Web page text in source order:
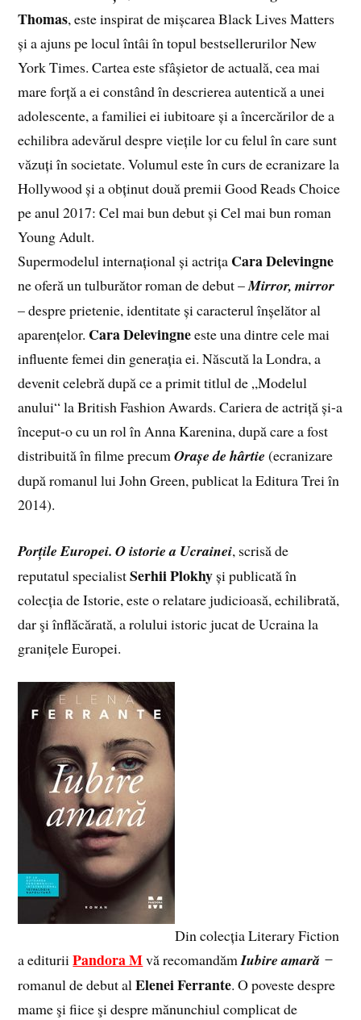
Thomas, este inspirat de mișcarea Black Lives Matters
și a ajuns pe locul întâi în topul bestsellerurilor New
York Times. Cartea este sfâșietor de actuală, cea mai
mare forță a ei constând în descrierea autentică a unei
adolescente, a familiei ei iubitoare și a încercărilor de a
echilibra adevărul despre viețile lor cu felul în care sunt
văzuți în societate. Volumul este în curs de ecranizare la
Hollywood și a obținut două premii Good Reads Choice
pe anul 2017: Cel mai bun debut și Cel mai bun roman
Young Adult.
Supermodelul internațional și actrița Cara Delevingne
ne oferă un tulburător roman de debut –Mirror, mirror
– despre prietenie, identitate și caracterul înșelător al
aparențelor. Cara Delevingneeste una dintre cele mai
influente femei din generația ei. Născută la Londra, a
devenit celebră după ce a primit titlul de „Modelul
anului“ la British Fashion Awards. Cariera de actriță și-a
început-o cu un rol în Anna Karenina, după care a fost
distribuită în filme precumOrașe de hârtie (ecranizare
după romanul lui John Green, publicat la Editura Trei în
2014).
Porțile Europei. O istorie a Ucrainei, scrisă de
reputatul specialistSerhii Plokhy și publicată în
colecția de Istorie, este o relatare judicioasă, echilibrată,
dar şi înflăcărată, a rolului istoric jucat de Ucraina la
granițele Europei.
Din colecția Literary Fiction
a edituriiPandora Mvă recomandămIubire amară ̶
romanul de debut alElenei Ferrante. O poveste despre
mame şi fiice şi despre mănunchiul complicat de